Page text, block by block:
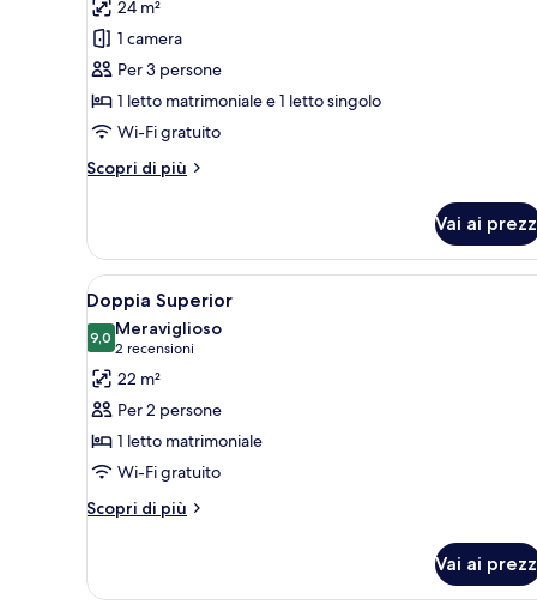
le
foto
per
Tripla
Classic
24 m²
1 camera
Per 3 persone
1 letto matrimoniale e 1 letto singolo
Wi-Fi gratuito
Scopri di più
Altri
Classic
Vai ai
Apri
tutte
le
foto
per
Doppia
Superior
Una camera d'albergo con
6
Doppia Superior
9,09,0 su 10
Meraviglioso
2 recensioni
(2
recensioni)
22 m²
Per 2 persone
1 letto matrimoniale
Wi-Fi gratuito
Scopri di più
Altri
Superior
Vai ai